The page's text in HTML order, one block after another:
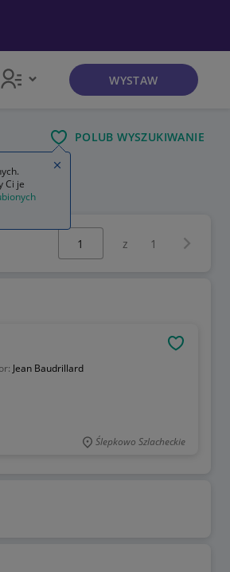
WYSTAW
POLUB WYSZUKIWANIE
Wybierz stronę:
z 1
Jean Baudrillard
Ślepkowo Szlacheckie
Ci je
Zamknij wskazówkę